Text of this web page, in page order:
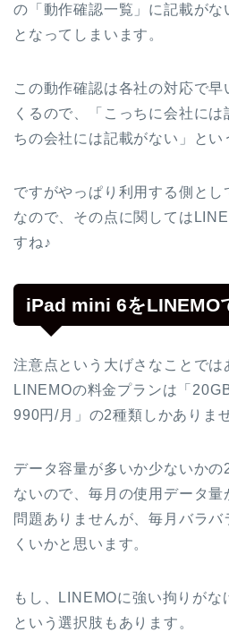
の「動作確認一覧」に記載がな
となってしまいます。
この動作確認は各社の対応で早
くるので、「こっちに会社に
ちの会社には記載がない」とい
ですがやっぱり利用する側と
なので、その点に関しては
すね♪
iPad mini 6をLINEMO
注意点という大げさなことでは
LINEMOの料金プランは「
990円/月」の2種類しかありま
データ容量が多いか少ないかの
ないので、毎月の使用データ量
問題ありませんが、毎月バラバ
くいかと思います。
もし、LINEMOに強い拘りがな
という選択肢もあります。